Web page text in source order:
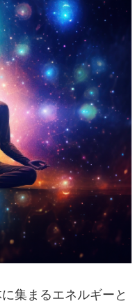
集まるエネルギーと